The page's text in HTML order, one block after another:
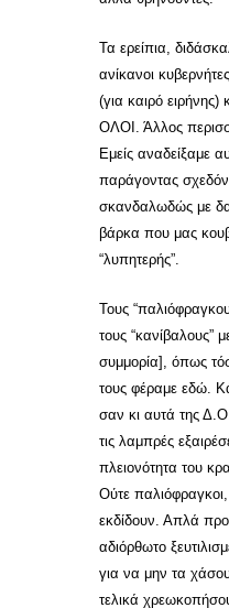
Τα ερείπια,
ανίκανοι
(για καιρό
ΟΛΟΙ. Άλλος
Εμείς αναδείξαμε
παράγοντας
σκανδαλωδώς με
βάρκα που μας
“λυπητερής”.
Τους
τους “κανίβαλους”
συμμορία], όπως
τους φέραμε εδώ.
σαν κι αυτά της
τις λαμπρές
πλειονότητα του
Ούτε παλιόφραγκοι,
εκδίδουν. Απλά
αδιόρθωτο
για να μην τα
τελικά